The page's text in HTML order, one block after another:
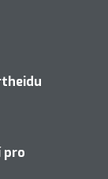
pro